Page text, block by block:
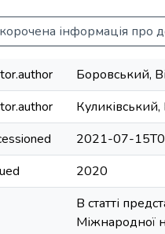
інформація про
Боровський,
2021-07-
2020
В статті
Міжнародної